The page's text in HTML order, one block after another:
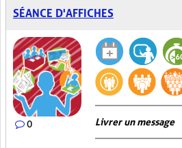
SÉANCE D'AFFICHES
0 Livrer un message